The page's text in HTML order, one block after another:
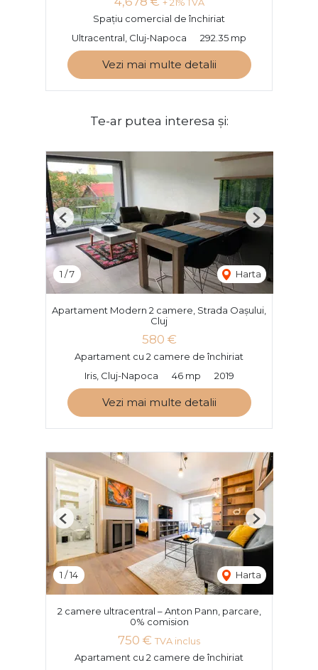
+ 21% TVA
Spațiu comercial de închiriat
Ultracentral, Cluj-Napoca
292.35 mp
Vezi mai multe detalii
Te-ar putea interesa și:
1 /7 Harta
Previous Next
Apartament Modern 2 camere, Strada Oașului,
Cluj
580 €
Apartament cu 2 camere de închiriat
Iris, Cluj-Napoca
46 mp 2019
Vezi mai multe detalii
1 /14 Harta
Previous Next
2 camere ultracentral – Anton Pann, parcare,
0% comision
750 € TVA inclus
Apartament cu 2 camere de închiriat